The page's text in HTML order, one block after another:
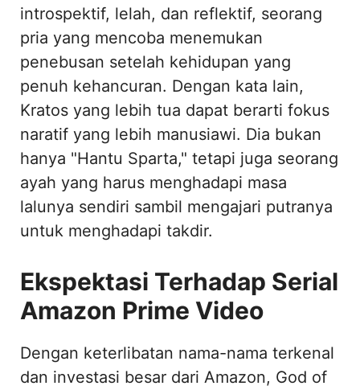
introspektif, lelah, dan reflektif, seorang
pria yang mencoba menemukan
penebusan setelah kehidupan yang
penuh kehancuran. Dengan kata lain,
Kratos yang lebih tua dapat berarti fokus
naratif yang lebih manusiawi. Dia bukan
hanya "Hantu Sparta," tetapi juga seorang
ayah yang harus menghadapi masa
lalunya sendiri sambil mengajari putranya
untuk menghadapi takdir.
Ekspektasi Terhadap Serial
Amazon Prime Video
Dengan keterlibatan nama-nama terkenal
dan investasi besar dari Amazon, God of